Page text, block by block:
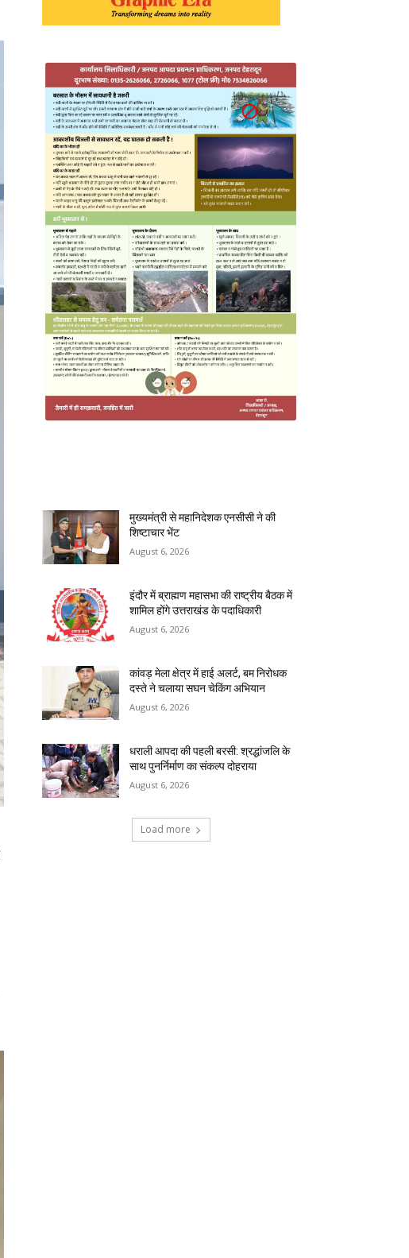
मुख्यमंत्री से महानिदेशक एनसीसी ने की
शिष्टाचार भेंट
August 6, 2026
इंदौर में ब्राह्मण महासभा की राष्ट्रीय बैठक में
शामिल होंगे उत्तराखंड के पदाधिकारी
August 6, 2026
कांवड़ मेला क्षेत्र में हाई अलर्ट, बम निरोधक
दस्ते ने चलाया सघन चेकिंग अभियान
August 6, 2026
धराली आपदा की पहली बरसी: श्रद्धांजलि के
साथ पुनर्निर्माण का संकल्प दोहराया
August 6, 2026
Load more